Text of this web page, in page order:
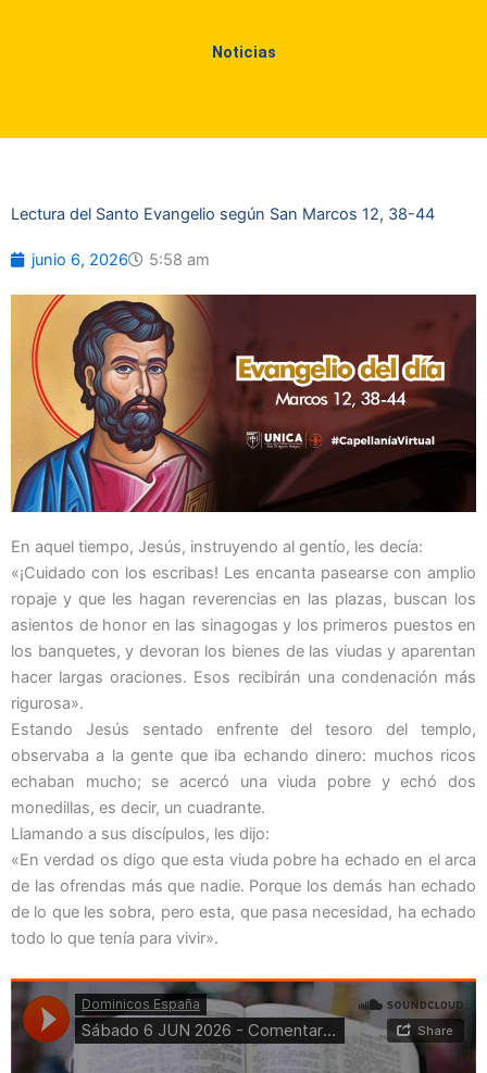
Noticias
Lectura del Santo Evangelio según San Marcos 12, 38-44
junio 6, 2026 5:58 am
En aquel tiempo, Jesús, instruyendo al gentío, les decía:
«¡Cuidado con los escribas! Les encanta pasearse con amplio
ropaje y que les hagan reverencias en las plazas, buscan los
asientos de honor en las sinagogas y los primeros puestos en
los banquetes, y devoran los bienes de las viudas y aparentan
hacer largas oraciones. Esos recibirán una condenación más
rigurosa».
Estando Jesús sentado enfrente del tesoro del templo,
observaba a la gente que iba echando dinero: muchos ricos
echaban mucho; se acercó una viuda pobre y echó dos
monedillas, es decir, un cuadrante.
Llamando a sus discípulos, les dijo:
«En verdad os digo que esta viuda pobre ha echado en el arca
de las ofrendas más que nadie. Porque los demás han echado
de lo que les sobra, pero esta, que pasa necesidad, ha echado
todo lo que tenía para vivir».